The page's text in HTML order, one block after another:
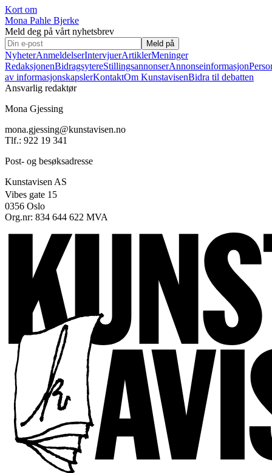
Kort om
Mona Pahle Bjerke
Meld deg på vårt nyhetsbrev
Meld på
NyheterAnmeldelserIntervjuerArtiklerMeninger
RedaksjonenBidragsytereStillingsannonserAnnonseinformasjon
av informasjonskapslerKontaktOm KunstavisenBidra til debatten
Ansvarlig redaktør
Mona Gjessing
mona.gjessing@kunstavisen.no
Tlf.: 922 19 341
Post- og besøksadresse
Kunstavisen AS
Vibes gate 15
0356 Oslo
Org.nr: 834 644 622 MVA